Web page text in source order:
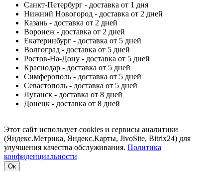
Санкт-Петербург - доставка от 1 дня
Нижний Новогород - доставка от 2 дней
Казань - доставка от 2 дней
Воронеж - доставка от 2 дней
Екатеринбург - доставка от 5 дней
Волгоград - доставка от 5 дней
Ростов-На-Дону - доставка от 5 дней
Краснодар - доставка от 5 дней
Симферополь - доставка от 5 дней
Севастополь - доставка от 5 дней
Луганск - доставка от 8 дней
Донецк - доставка от 8 дней
Этот сайт использует cookies и сервисы аналитики
(Яндекс.Метрика, Яндекс.Карты, JivoSite, Bitrix24) для
улучшения качества обслуживания. Политика
конфиденциальности
Ок